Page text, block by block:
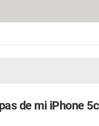
de mi iPhone 5c